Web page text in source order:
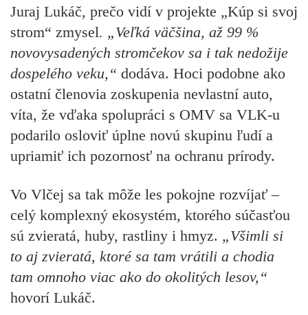
Juraj Lukáč, prečo vidí v projekte „Kúp si svoj
strom“ zmysel. „Veľká väčšina, až 99 %
novovysadených stromčekov sa i tak nedožije
dospelého veku,“ dodáva. Hoci podobne ako
ostatní členovia zoskupenia nevlastní auto,
víta, že vďaka spolupráci s OMV sa VLK-u
podarilo osloviť úplne novú skupinu ľudí a
upriamiť ich pozornosť na ochranu prírody.
Vo Vlčej sa tak môže les pokojne rozvíjať –
celý komplexný ekosystém, ktorého súčasťou
sú zvieratá, huby, rastliny i hmyz. „Všimli si
to aj zvieratá, ktoré sa tam vrátili a chodia
tam omnoho viac ako do okolitých lesov,“
hovorí Lukáč.